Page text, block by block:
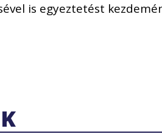
is egyeztetést